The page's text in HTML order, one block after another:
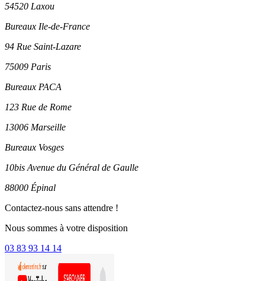
54520 Laxou
Bureaux Ile-de-France
94 Rue Saint-Lazare
75009 Paris
Bureaux PACA
123 Rue de Rome
13006 Marseille
Bureaux Vosges
10bis Avenue du Général de Gaulle
88000 Épinal
Contactez-nous sans attendre !
Nous sommes à votre disposition
03 83 93 14 14